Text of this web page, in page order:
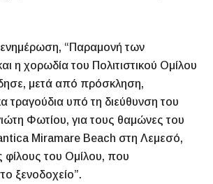
“Παραμονή των
η χορωδία του Πολιτιστικού Ομίλου
μετά από πρόσκληση,
τραγούδια υπό τη διεύθυνση του
Φωτίου, για τους θαμώνες του
Miramare Beach στη Λεμεσό,
φίλους του Ομίλου, που
ξενοδοχείο”.